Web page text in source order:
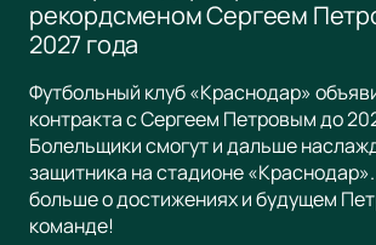
рекордсменом Сергеем
2027 года
Футбольный клуб «Краснодар»
контракта с Сергеем Петровым до
Болельщики смогут и дальше
защитника на стадионе
больше о достижениях и будущем
команде!